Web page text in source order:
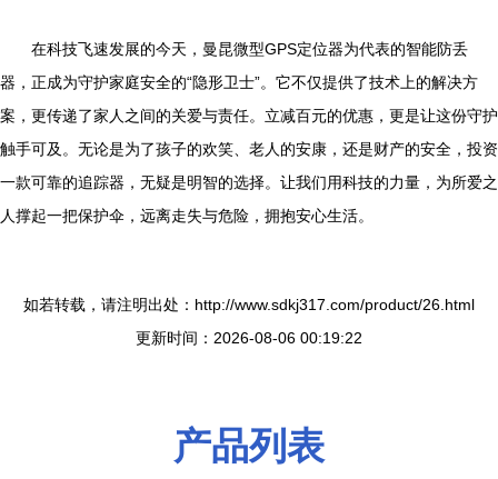
在科技飞速发展的今天，曼昆微型GPS定位器为代表的智能防丢
器，正成为守护家庭安全的“隐形卫士”。它不仅提供了技术上的解决方
案，更传递了家人之间的关爱与责任。立减百元的优惠，更是让这份守护
触手可及。无论是为了孩子的欢笑、老人的安康，还是财产的安全，投资
一款可靠的追踪器，无疑是明智的选择。让我们用科技的力量，为所爱之
人撑起一把保护伞，远离走失与危险，拥抱安心生活。
如若转载，请注明出处：http://www.sdkj317.com/product/26.html
更新时间：2026-08-06 00:19:22
产品列表